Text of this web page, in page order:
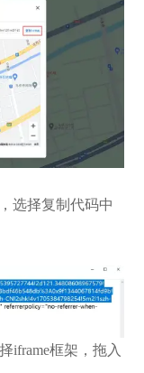
选择复制代码中
iframe框架，拖入